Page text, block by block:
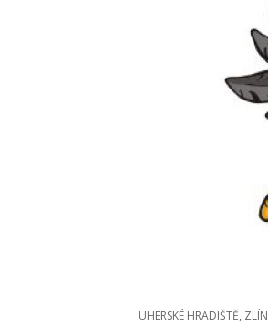
UHERSKÉ HRADIŠTĚ, ZLÍN